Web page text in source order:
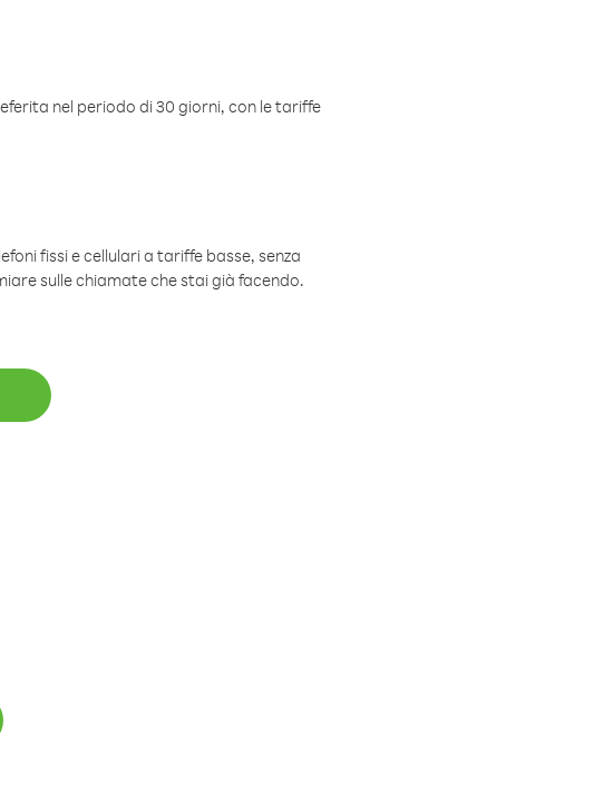
nel periodo di 30 giorni, con le tariffe
fissi e cellulari a tariffe basse, senza
sulle chiamate che stai già facendo.